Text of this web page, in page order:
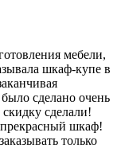
мебели,
шкаф-купе в
сделано очень
сделали!
прекрасный шкаф!
только